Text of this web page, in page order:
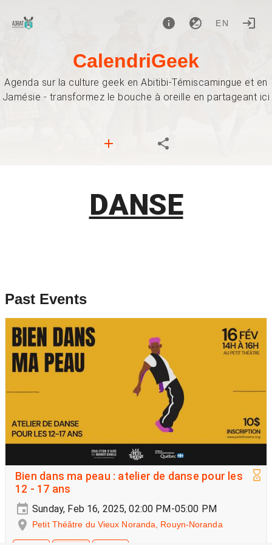
EN
CalendriGeek
Agenda sur la culture geek en Abitibi-Témiscamingue et en
Jamésie - transformez le bouche à oreille en partageant ici
DANSE
Past Events
Bien dans ma peau : atelier de danse pour les
12 - 17 ans
Sunday, Feb 16, 2025, 02:00 PM-05:00 PM
Petit Théâtre du Vieux Noranda, Rouyn-Noranda